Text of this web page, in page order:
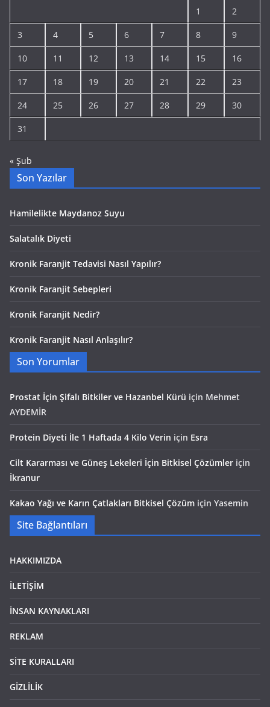
1 2
3 4 5 6 7 8 9
10 11 12 13 14 15 16
17 18 19 20 21 22 23
24 25 26 27 28 29 30
31
« Şub
Son Yazılar
Hamilelikte Maydanoz Suyu
Salatalık Diyeti
Kronik Faranjit Tedavisi Nasıl Yapılır?
Kronik Faranjit Sebepleri
Kronik Faranjit Nedir?
Kronik Faranjit Nasıl Anlaşılır?
Son Yorumlar
Prostat İçin Şifalı Bitkiler ve Hazanbel Kürü için Mehmet
AYDEMİR
Protein Diyeti İle 1 Haftada 4 Kilo Verin için Esra
Cilt Kararması ve Güneş Lekeleri İçin Bitkisel Çözümler için
İkranur
Kakao Yağı ve Karın Çatlakları Bitkisel Çözüm için Yasemin
Site Bağlantıları
HAKKIMIZDA
İLETİŞİM
İNSAN KAYNAKLARI
REKLAM
SİTE KURALLARI
GİZLİLİK